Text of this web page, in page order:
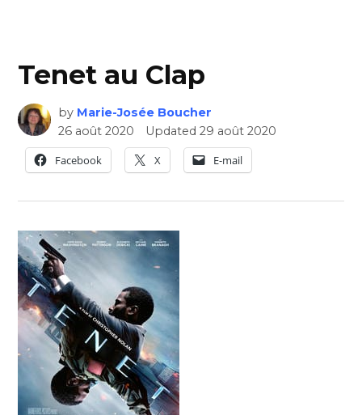
Tenet au Clap
by Marie-Josée Boucher
26 août 2020
Updated29 août 2020
Facebook
X E-mail